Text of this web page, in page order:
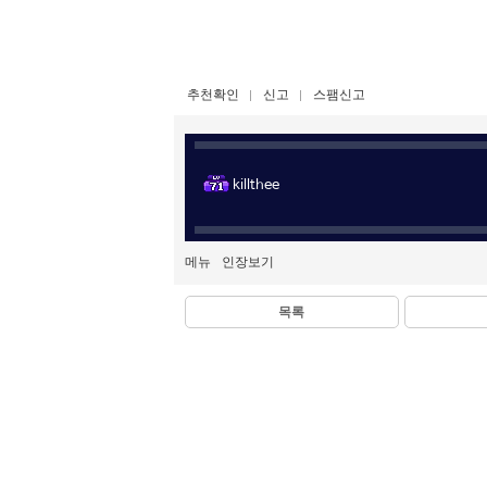
추천확인 신고 스팸신고
killthee
메뉴 인장보기
목록